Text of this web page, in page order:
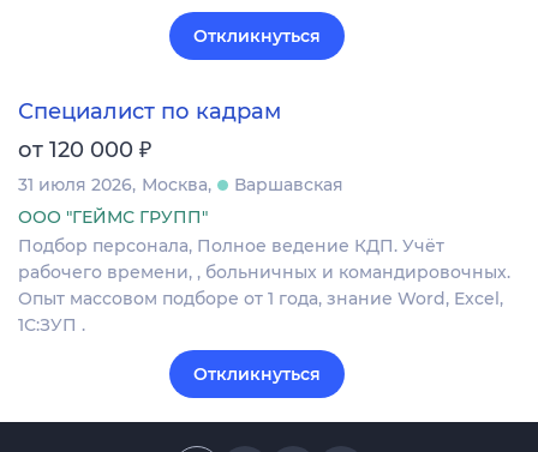
Откликнуться
Специалист по кадрам
от 120 000 ₽
31 июля 2026 Москва
Варшавская
ООО "ГЕЙМС ГРУПП"
Подбор персонала, Полное ведение КДП. Учёт
рабочего времени, , больничных и командировочных.
Опыт массовом подборе от 1 года, знание Word, Excel,
1С:ЗУП .
Откликнуться